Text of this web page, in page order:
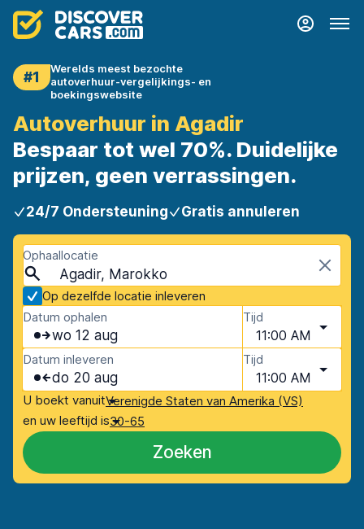
#1
Werelds meest bezochte
autoverhuur-vergelijkings- en
boekingswebsite
Autoverhuur in Agadir
Bespaar tot wel 70%. Duidelijke
prijzen, geen verrassingen.
24/7 Ondersteuning Gratis annuleren
Ophaallocatie
Agadir, Marokko
Op dezelfde locatie inleveren
Datum ophalen
wo 12 aug
Tijd
11:00 AM
Datum inleveren
do 20 aug
Tijd
11:00 AM
U boekt vanuitVerenigde Staten van Amerika (VS)
en uw leeftijd is30-65
Zoeken